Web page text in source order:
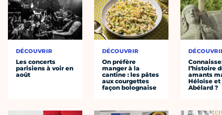
DÉCOUVRIR
Les concerts
parisiens à voir en
août
DÉCOUVRIR
On préfère
manger à la
cantine : les pâtes
aux courgettes
façon bolognaise
l’histoire
amants
Héloïse et
Abélard ?